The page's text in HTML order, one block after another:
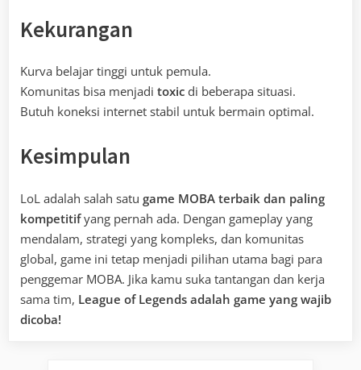
Kekurangan
Kurva belajar tinggi untuk pemula.
Komunitas bisa menjadi toxic di beberapa situasi.
Butuh koneksi internet stabil untuk bermain optimal.
Kesimpulan
LoL adalah salah satu game MOBA terbaik dan paling
kompetitifyang pernah ada. Dengan gameplay yang
mendalam, strategi yang kompleks, dan komunitas
global, game ini tetap menjadi pilihan utama bagi para
penggemar MOBA. Jika kamu suka tantangan dan kerja
sama tim, League of Legends adalah game yang wajib
dicoba!